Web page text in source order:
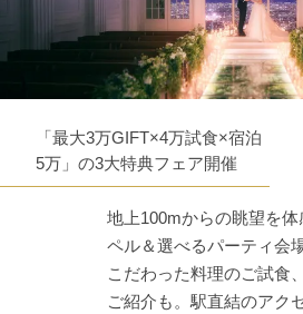
「最大3万GIFT×4万試食×宿泊
5万」の3大特典フェア開催
地上100mからの眺望を
ペル＆選べるパーティ会
こだわった料理のご試食
ご紹介も。駅直結のアク